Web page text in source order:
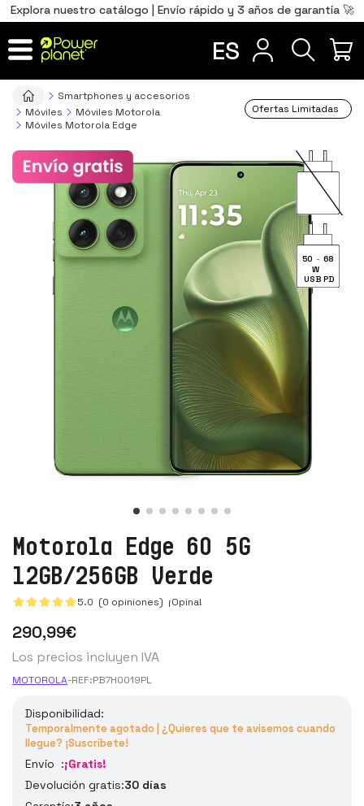
Explora nuestro catálogo | Envío rápido y 3 años de garantía 🚀
ES
Smartphones y accesorios
Móviles
Móviles Motorola
Móviles Motorola Edge
Ofertas Limitadas
50 - 68
W
USB PD
Motorola Edge 60 5G
12GB/256GB Verde
5.0 (0 opiniones) ¡Opina!
290,99€
Los precios incluyen IVA
MOTOROLA-REF:PB7H0019PL
Disponibilidad:
Temporalmente agotado | ¿Quieres que te avisemos cuando
llegue? ¡Suscríbete!
Envío :¡Gratis!
Devolución gratis:30 días
Total 0,00€
IR AL CARRITO
Português
PT
FR